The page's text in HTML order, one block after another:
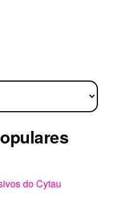
do Cytau